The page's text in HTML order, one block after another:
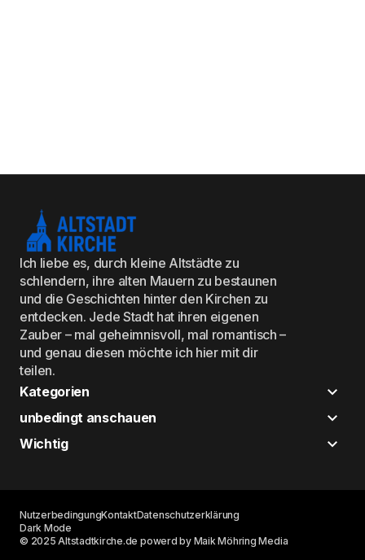
Ich liebe es, durch kleine Altstädte zu
schlendern, ihre alten Mauern zu bestaunen
und die Geschichten hinter den Kirchen zu
entdecken. Jede Stadt hat ihren eigenen
Zauber – mal geheimnisvoll, mal romantisch –
und genau diesen möchte ich hier mit dir
teilen.
Kategorien
unbedingt anschauen
Wichtig
© 2025 Altstadtkirche.de powerd by Maik Möhring Media
NutzerbedingungKontaktDatenschutzerklärung
Dark Mode